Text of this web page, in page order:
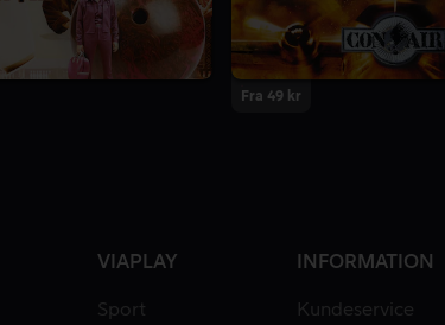
Fra 49 kr
VIAPLAY
Sport
INFORMATION
Kundeservice